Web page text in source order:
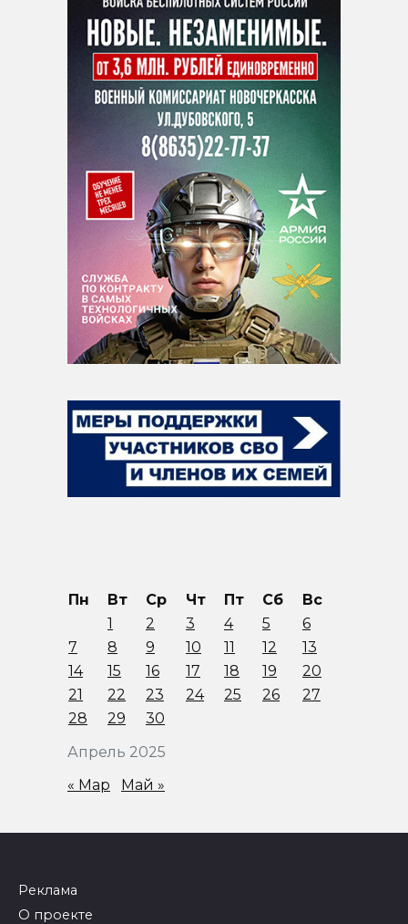
Апрель 2025
Пн Вт Ср Чт Пт Сб
Вс
1
2 3 4 5
6
7
8 9 10 11 12
13
14
15 16 17 18 19
20
21
22 23 24 25 26
27
28
29 30
« Мар Май »
Реклама
О проекте